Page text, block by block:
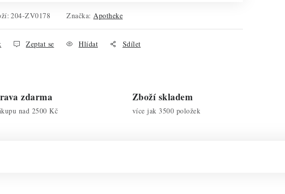
204-ZV0178 Značka: Apotheke
Zeptat se Hlídat Sdílet
zdarma
nad 2500 Kč
Zboží skladem
více jak 3500 položek